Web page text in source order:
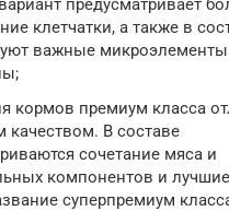
предусматривает
клетчатки, а также в
важные
кормов премиум класса
качеством. В составе
сочетание мяса и
компонентов и
суперпремиум